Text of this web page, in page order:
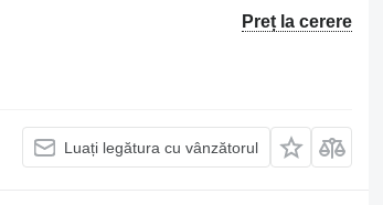
Preț la cerere
Luați legătura cu vânzătorul